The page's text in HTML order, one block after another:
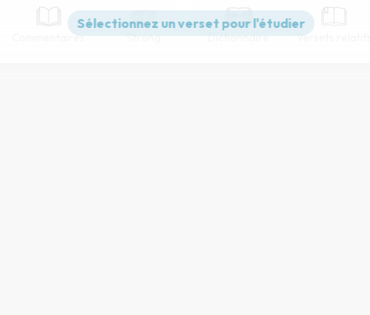
Commentaires Strong Dictionnaire Versets relatifs